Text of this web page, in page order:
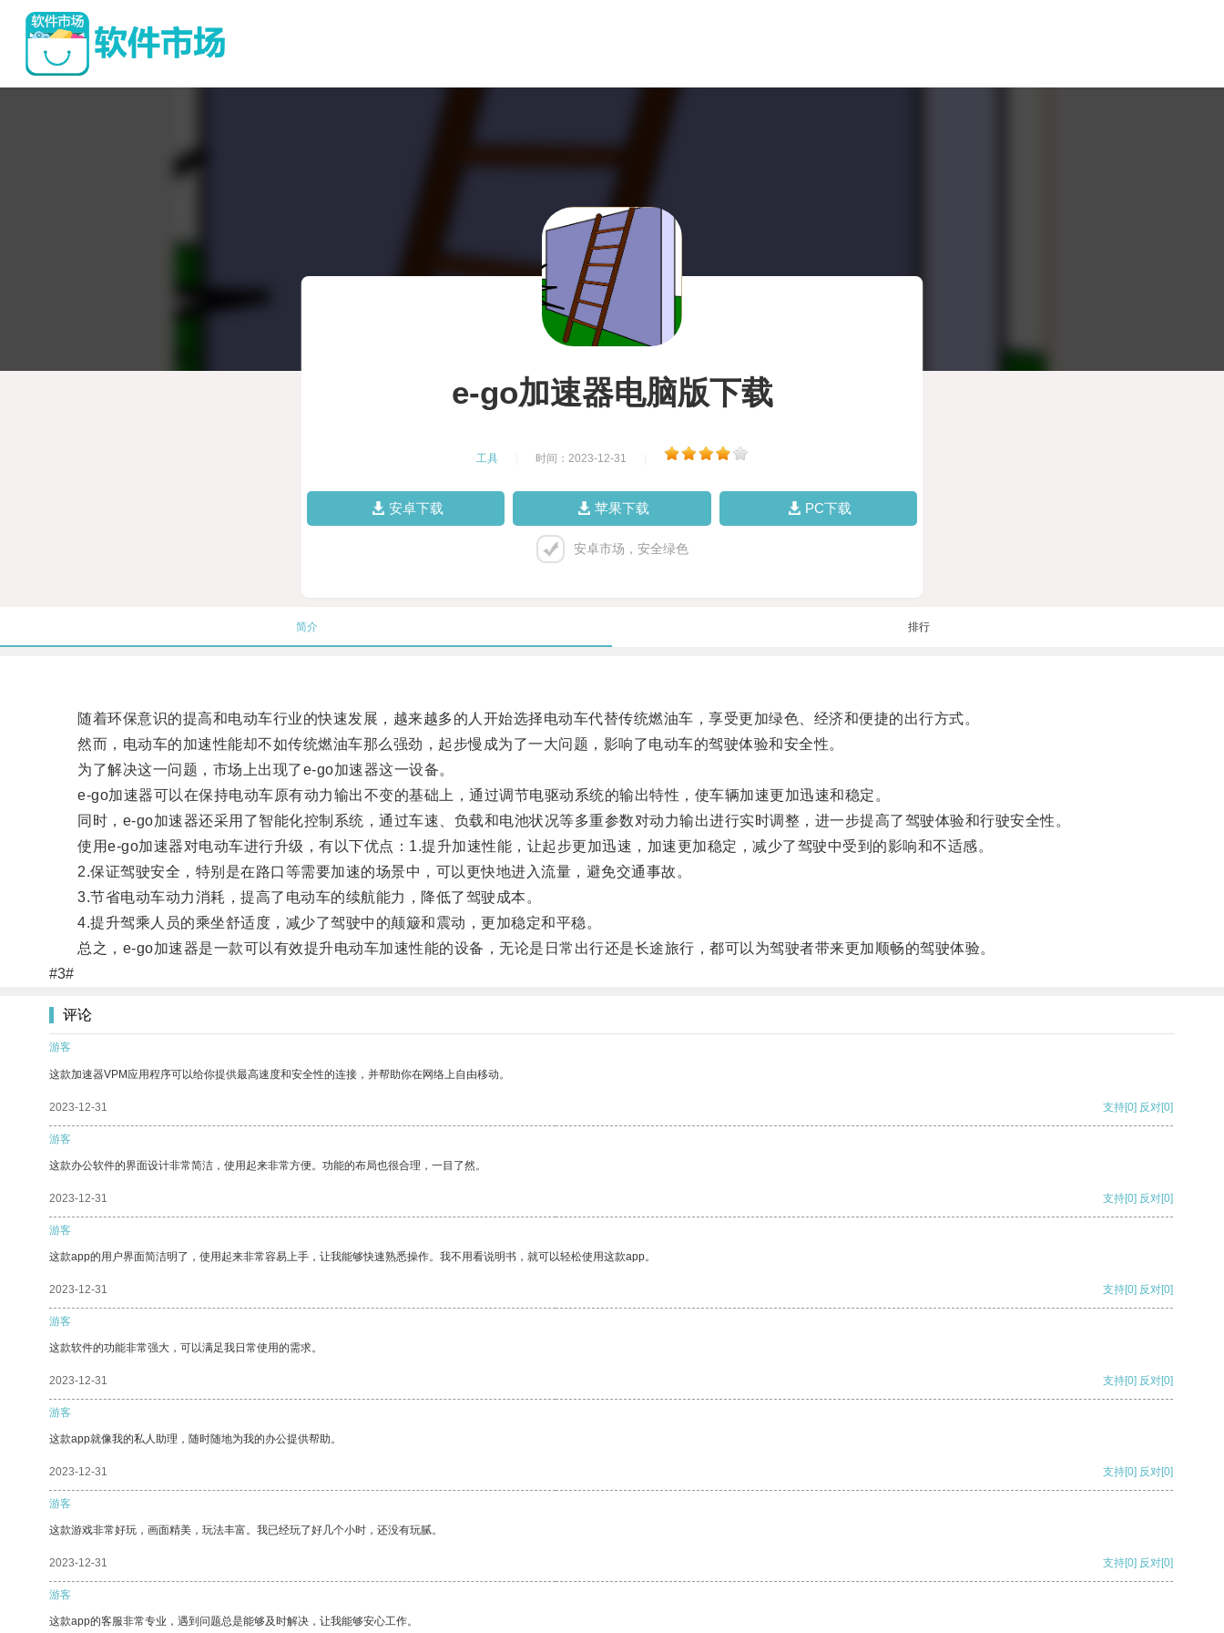
e-go加速器电脑版下载
工具 时间：2023-12-31
安卓下载 苹果下载 PC下载
安卓市场，安全绿色
简介 排行
随着环保意识的提高和电动车行业的快速发展，越来越多的人开始选择电动车代替传统燃油车，享受更加绿色、经济和便捷的出行方式。
然而，电动车的加速性能却不如传统燃油车那么强劲，起步慢成为了一大问题，影响了电动车的驾驶体验和安全性。
为了解决这一问题，市场上出现了e-go加速器这一设备。
e-go加速器可以在保持电动车原有动力输出不变的基础上，通过调节电驱动系统的输出特性，使车辆加速更加迅速和稳定。
同时，e-go加速器还采用了智能化控制系统，通过车速、负载和电池状况等多重参数对动力输出进行实时调整，进一步提高了驾驶体验和行驶安全性。
使用e-go加速器对电动车进行升级，有以下优点：1.提升加速性能，让起步更加迅速，加速更加稳定，减少了驾驶中受到的影响和不适感。
2.保证驾驶安全，特别是在路口等需要加速的场景中，可以更快地进入流量，避免交通事故。
3.节省电动车动力消耗，提高了电动车的续航能力，降低了驾驶成本。
4.提升驾乘人员的乘坐舒适度，减少了驾驶中的颠簸和震动，更加稳定和平稳。
总之，e-go加速器是一款可以有效提升电动车加速性能的设备，无论是日常出行还是长途旅行，都可以为驾驶者带来更加顺畅的驾驶体验。
#3#
评论
游客
这款加速器VPM应用程序可以给你提供最高速度和安全性的连接，并帮助你在网络上自由移动。
2023-12-31 支持[0] 反对[0]
游客
这款办公软件的界面设计非常简洁，使用起来非常方便。功能的布局也很合理，一目了然。
2023-12-31 支持[0] 反对[0]
游客
这款app的用户界面简洁明了，使用起来非常容易上手，让我能够快速熟悉操作。我不用看说明书，就可以轻松使用这款app。
2023-12-31 支持[0] 反对[0]
游客
这款软件的功能非常强大，可以满足我日常使用的需求。
2023-12-31 支持[0] 反对[0]
游客
这款app就像我的私人助理，随时随地为我的办公提供帮助。
2023-12-31 支持[0] 反对[0]
游客
这款游戏非常好玩，画面精美，玩法丰富。我已经玩了好几个小时，还没有玩腻。
2023-12-31 支持[0] 反对[0]
游客
这款app的客服非常专业，遇到问题总是能够及时解决，让我能够安心工作。